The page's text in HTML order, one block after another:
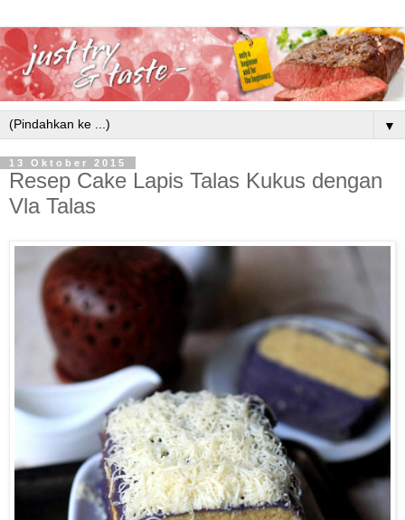
▼
13 Oktober 2015
Resep Cake Lapis Talas Kukus dengan
Vla Talas